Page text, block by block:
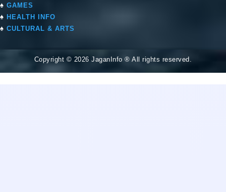
♠ GAMES
♠ HEALTH INFO
♠ CULTURAL & ARTS
Copyright © 2026 JaganInfo ® All rights reserved.